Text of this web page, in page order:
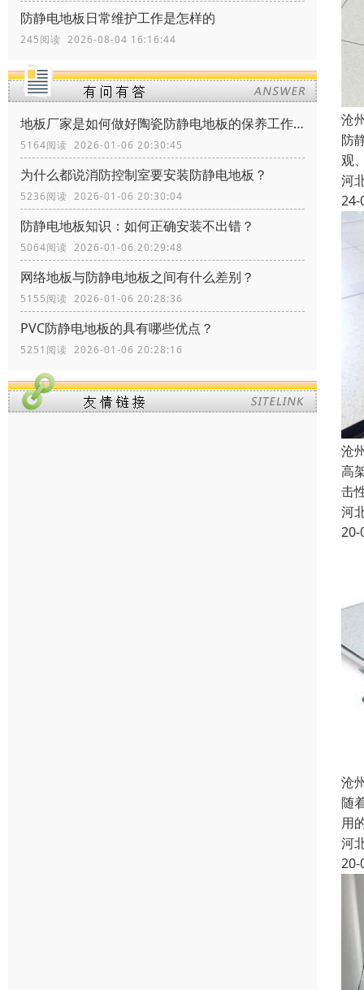
防静电地板日常维护工作是怎样的
245阅读 2026-08-04 16:16:44
地板厂家是如何做好陶瓷防静电地板的保养工作？
5164阅读 2026-01-06 20:30:45
为什么都说消防控制室要安装防静电地板？
5236阅读 2026-01-06 20:30:04
防静电地板知识：如何正确安装不出错？
5064阅读 2026-01-06 20:29:48
网络地板与防静电地板之间有什么差别？
5155阅读 2026-01-06 20:28:36
PVC防静电地板的具有哪些优点？
5251阅读 2026-01-06 20:28:16
沧
防
观
河
24-
沧
高
击
河
20-
沧
随
用
河
20-